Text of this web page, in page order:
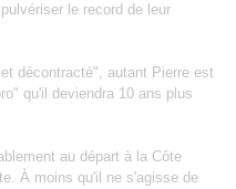
le record de leur
décontracté", autant Pierre est
qu'il deviendra 10 ans plus
au départ à la Côte
À moins qu'il ne s'agisse de